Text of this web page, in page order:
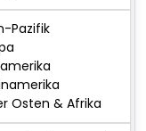
Pazifik
Osten & Afrika